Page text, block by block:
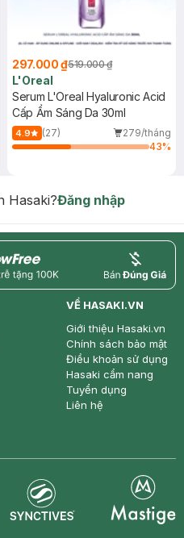
297.000 ₫519.000 ₫
L'Oreal
Serum L'Oreal Hyaluronic Acid
Cấp Ẩm Sáng Da 30ml
4.9 (27)
279/tháng
43%
Hasaki?Đăng nhập
price
VỀ HASAKI.VN
Giới thiệu Hasaki.vn
Chính sách bảo mật
Điều khoản sử dụng
Hasaki cẩm nang
Tuyển dụng
Liên hệ